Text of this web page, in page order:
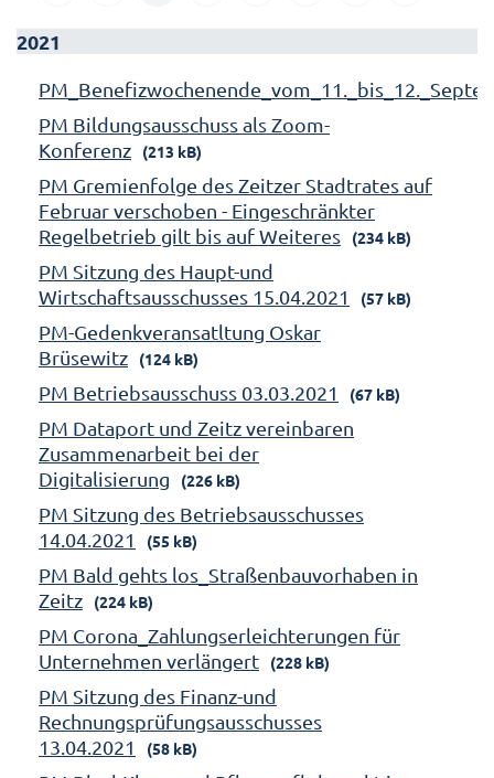
2021
PM Bildungsausschuss als Zoom-
Konferenz
(213 kB)
PM Gremienfolge des Zeitzer Stadtrates auf
Februar verschoben - Eingeschränkter
Regelbetrieb gilt bis auf Weiteres
(234 kB)
PM Sitzung des Haupt-und
Wirtschaftsausschusses 15.04.2021
(57 kB)
PM-Gedenkveransatltung Oskar
Brüsewitz
(124 kB)
PM Betriebsausschuss 03.03.2021 (67 kB)
PM Dataport und Zeitz vereinbaren
Zusammenarbeit bei der
Digitalisierung
(226 kB)
PM Sitzung des Betriebsausschusses
14.04.2021
(55 kB)
PM Bald gehts los_Straßenbauvorhaben in
Zeitz
(224 kB)
PM Corona_Zahlungserleichterungen für
Unternehmen verlängert
(228 kB)
PM Sitzung des Finanz-und
Rechnungsprüfungsausschusses
13.04.2021
(58 kB)